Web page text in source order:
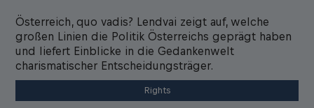
Österreich, quo vadis? Lendvai zeigt auf, welche
großen Linien die Politik Österreichs geprägt haben
und liefert Einblicke in die Gedankenwelt
charismatischer Entscheidungsträger.
Rights